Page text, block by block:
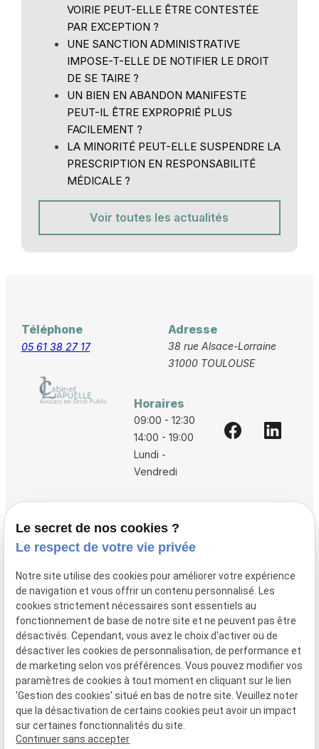
VOIRIE PEUT-ELLE ÊTRE CONTESTÉE
PAR EXCEPTION ?
UNE SANCTION ADMINISTRATIVE
IMPOSE-T-ELLE DE NOTIFIER LE DROIT
DE SE TAIRE ?
UN BIEN EN ABANDON MANIFESTE
PEUT-IL ÊTRE EXPROPRIÉ PLUS
FACILEMENT ?
LA MINORITÉ PEUT-ELLE SUSPENDRE LA
PRESCRIPTION EN RESPONSABILITÉ
MÉDICALE ?
Voir toutes les actualités
Téléphone
05 61 38 27 17
Adresse
38 rue Alsace-Lorraine
31000 TOULOUSE
Horaires
09:00 - 12:30
14:00 - 19:00
Lundi -
Vendredi
Vos avocats
Boutique
Domaines de compétences
Actualités
Contact
Mentions
légales
Politique de
confidentialité
Gestion
Plan du
site
Siret :80946148600015
Le secret de nos cookies ?
Le respect de votre vie privée
Notre site utilise des cookies pour améliorer votre expérience
de navigation et vous offrir un contenu personnalisé. Les
cookies strictement nécessaires sont essentiels au
fonctionnement de base de notre site et ne peuvent pas être
désactivés. Cependant, vous avez le choix d'activer ou de
désactiver les cookies de personnalisation, de performance et
de marketing selon vos préférences. Vous pouvez modifier vos
paramètres de cookies à tout moment en cliquant sur le lien
'Gestion des cookies' situé en bas de notre site. Veuillez noter
que la désactivation de certains cookies peut avoir un impact
sur certaines fonctionnalités du site.
Continuer sans accepter